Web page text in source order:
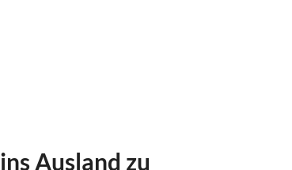
Ausland zu